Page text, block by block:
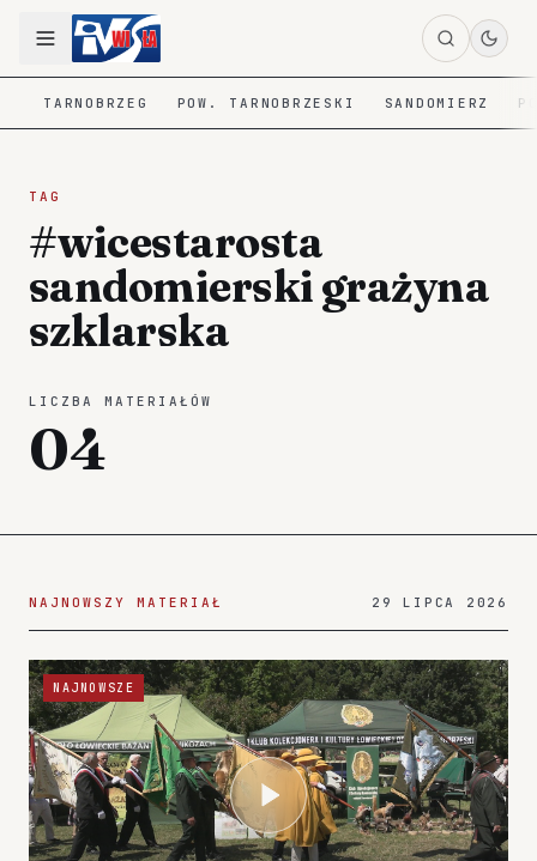
TARNOBRZEG POW. TARNOBRZESKI SANDOMIERZ
TAG
#wicestarosta
sandomierski grażyna
szklarska
LICZBA MATERIAŁÓW
04
NAJNOWSZY MATERIAŁ 29 LIPCA 2026
NAJNOWSZE